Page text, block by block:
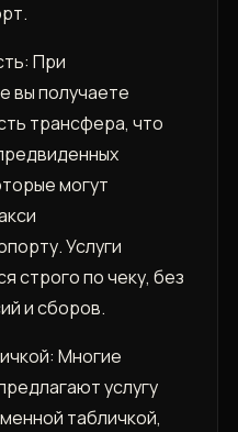
При
вы получаете
трансфера‚ что
могут
Услуги
строго по чеку‚ без
и сборов.
Многие
услугу
табличкой‚